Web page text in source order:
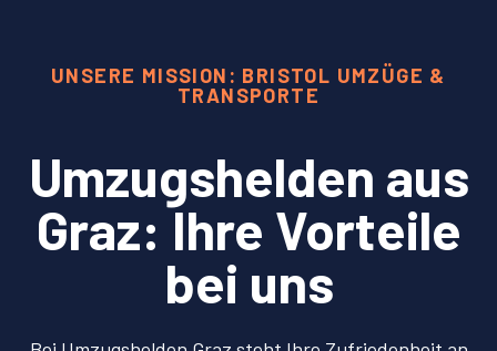
UNSERE MISSION: BRISTOL UMZÜGE &
TRANSPORTE
Umzugshelden aus
Graz: Ihre Vorteile
bei uns